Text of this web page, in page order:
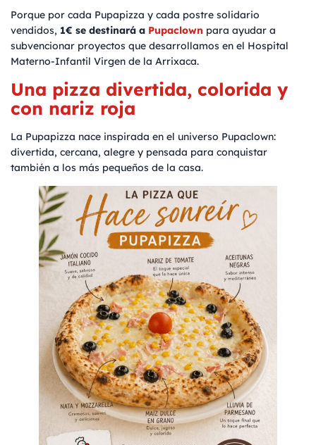
Porque por cada Pupapizza y cada postre solidario
vendidos, 1€ se destinará a Pupaclown para ayudar a
subvencionar proyectos que desarrollamos en el Hospital
Materno-Infantil Virgen de la Arrixaca.
Una pizza divertida, colorida y
con nariz roja
La Pupapizza nace inspirada en el universo Pupaclown:
divertida, cercana, alegre y pensada para conquistar
también a los más pequeños de la casa.